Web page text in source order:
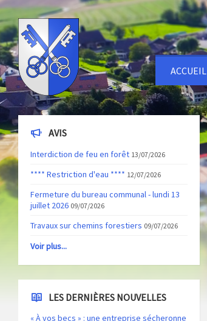
ACCUEIL
AVIS
Interdiction de feu en forêt 13/07/2026
**** Restriction d'eau **** 12/07/2026
Fermeture du bureau communal - lundi 13
juillet 2026 09/07/2026
Travaux sur chemins forestiers 09/07/2026
Voir plus...
LES DERNIÈRES NOUVELLES
« À vos becs » : une entreprise sécheronne